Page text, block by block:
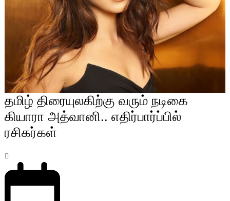
தமிழ் திரையுலகிற்கு வரும் நடிகை
கியாரா அத்வானி.. எதிர்பார்ப்பில்
ரசிகர்கள்